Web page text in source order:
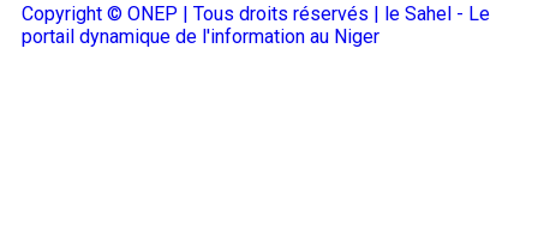
Copyright © ONEP | Tous droits réservés | le Sahel - Le
portail dynamique de l'information au Niger